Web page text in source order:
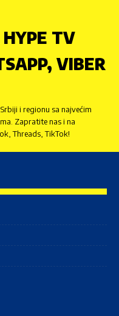
TV
VIBER
i regionu sa najvećim
Zapratite nas i na
Threads, TikTok!